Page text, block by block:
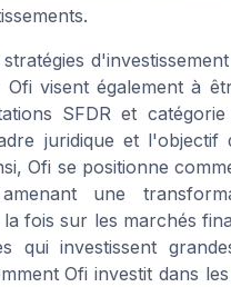
Ofi visent également à
SFDR et
juridique et l'objectif
Ofi se positionne
une
fois sur les marchés
qui investissent
Ofi investit dans